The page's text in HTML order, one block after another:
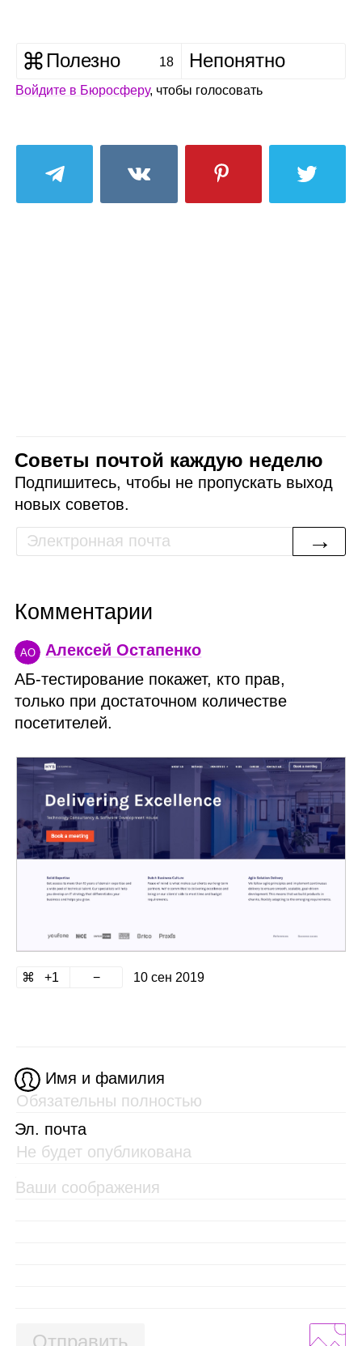
Полезно 18 Непонятно
Войдите в Бюросферу, чтобы голосовать
Советы почтой каждую неделю
Подпишитесь, чтобы не пропускать выход
новых советов.
→
Комментарии
АО
Алексей Остапенко
АБ‑тестирование покажет, кто прав,
только при достаточном количестве
посетителей.
1 10 сен 2019
Имя и фамилия
Эл. почта